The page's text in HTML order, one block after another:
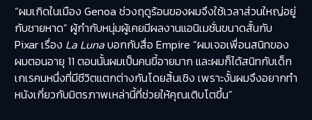
“ผมเกิดในเมือง Genoa ช่วงฤดูร้อนของผมจึงใช้เวลาส่วนใหญ่อยู่
กับชายหาด” ผู้กำกับหนุ่มผู้เคยมีผลงานแอนิเมชั่นขนาดสั้นกับ
Pixar เรื่อง La Lunaบอกกับสื่อ Empire “ผมเจอเพื่อนสนิทของ
ผมตอนอายุ 11 ตอนนั้นผมเป็นคนขี้อายมาก และผมก็ได้สนิทกับเด็ก
เกเรคนหนึ่งที่มีชีวิตแตกต่างกันโดยสิ้นเชิง เพราะงั้นผมจึงอยากทำ
หนังเกี่ยวกับมิตรภาพเหล่านี้ที่ช่วยให้คุณเติบโตขึ้น”